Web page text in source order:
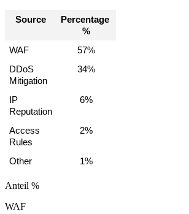
Source
Percentage
%
WAF
57%
DDoS
Mitigation
34%
IP
Reputation
6%
Access
Rules
2%
Other 1%
Anteil %
WAF